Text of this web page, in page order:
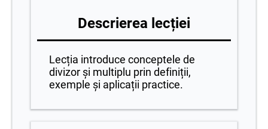
Descrierea lecției
Lecția introduce conceptele de
divizor și multiplu prin definiții,
exemple și aplicații practice.